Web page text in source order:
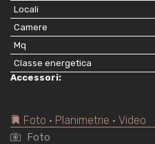
Locali
Camere
Mq
Classe energetica
Accessori:
Foto • Planimetrie • Video
Foto